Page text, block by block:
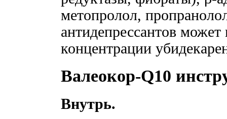
метопролол,
антидепрессантов
концентрации
Валеокор-Q10
Внутрь.